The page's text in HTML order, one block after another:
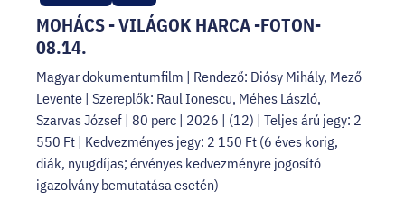
MOHÁCS - VILÁGOK HARCA -FOTON-
08.14.
Magyar dokumentumfilm | Rendező: Diósy Mihály, Mező
Levente | Szereplők: Raul Ionescu, Méhes László,
Szarvas József | 80 perc | 2026 | (12) | Teljes árú jegy: 2
550 Ft | Kedvezményes jegy: 2 150 Ft (6 éves korig,
diák, nyugdíjas; érvényes kedvezményre jogosító
igazolvány bemutatása esetén)